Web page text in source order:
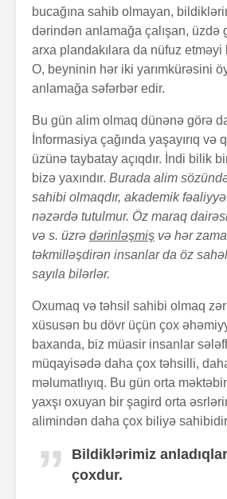
bucağına sahib olmayan,
dərindən anlamağa çalışan, üzdə
arxa plandakılara da nüfuz etməyi
O, beyninin hər iki yarımkürəsini
anlamağa səfərbər edir.
Bu gün alim olmaq dünənə görə
İnformasiya çağında yaşayırıq və
üzünə taybatay açıqdır. İndi bilik
bizə yaxındır. Burada alim
sahibi olmaqdır, akademik
nəzərdə tutulmur. Öz maraq
və s. üzrə dərinləşmiş və hər
təkmilləşdirən insanlar da öz
sayıla bilərlər.
Oxumaq və təhsil sahibi olmaq
xüsusən bu dövr üçün çox
baxanda, biz müasir insanlar
müqayisədə daha çox təhsilli,
məlumatlıyıq. Bu gün orta
yaxşı oxuyan bir şagird orta
alimindən daha çox biliyə
Bildiklərimiz
çoxdur.
Alfred Adler və
psixologiya
anlayışı
“Ulduzlu gecə”
necə yarandı?
Özünüdərketmə
nədir və necə
Zalım padşahla
düzdanışan
qocanın hekayəti
Problem nədədir?